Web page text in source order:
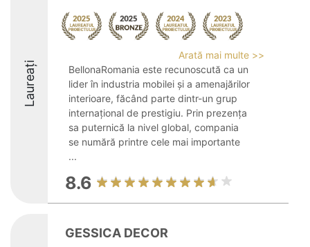
Laureați
Arată mai multe >>
BellonaRomania este recunoscută ca un
lider în industria mobilei și a amenajărilor
interioare, făcând parte dintr-un grup
internațional de prestigiu. Prin prezența
sa puternică la nivel global, compania
se numără printre cele mai importante
...
8.6
GESSICA DECOR